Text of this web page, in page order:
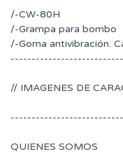
/-CW-80H
/-Grampa para bombo
/-Goma antivibración.
// IMAGENES DE
QUIENES SOMOS